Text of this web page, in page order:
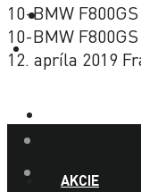
E-SHOP
AKCIE
10-BMW
10-BMW
12. apríla 2019